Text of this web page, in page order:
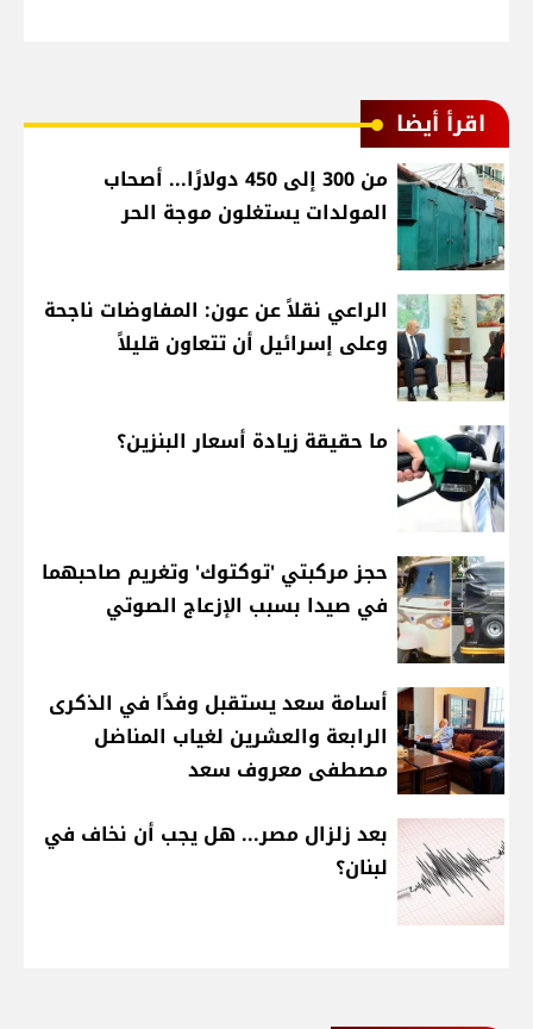
اقرأ أيضا
من 300 إلى 450 دولارًا... أصحاب
المولدات يستغلون موجة الحر
الراعي نقلاً عن عون: المفاوضات ناجحة
وعلى إسرائيل أن تتعاون قليلاً
ما حقيقة زيادة أسعار البنزين؟
حجز مركبتي 'توكتوك' وتغريم صاحبهما
في صيدا بسبب الإزعاج الصوتي
أسامة سعد يستقبل وفدًا في الذكرى
الرابعة والعشرين لغياب المناضل
مصطفى معروف سعد
بعد زلزال مصر... هل يجب أن نخاف في
لبنان؟